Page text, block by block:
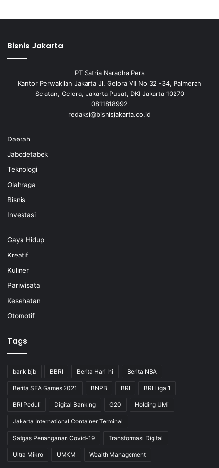
Bisnis Jakarta
PT Satria Naradha Pers
Kantor Perwakilan Jakarta Jl. Gelora VII No 32 -34, Palmerah
Selatan, Gelora, Jakarta Pusat, DKI Jakarta 10270
0811818992
redaksi@bisnisjakarta.co.id
Daerah
Jabodetabek
Teknologi
Olahraga
Bisnis
Investasi
Gaya Hidup
Kreatif
Kuliner
Pariwisata
Kesehatan
Otomotif
Tags
bank bjb BBRI Berita Hari Ini Berita NBA
Berita SEA Games 2021 BNPB BRI BRI Liga 1
BRI Peduli Digital Banking G20 Holding UMi
Jakarta International Container Terminal
Satgas Penanganan Covid-19 Transformasi Digital
Ultra Mikro UMKM Wealth Management